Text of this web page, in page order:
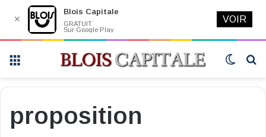
Switch
proposition
✕
Blois Capitale
GRATUIT
Sur Google Play
VOIR